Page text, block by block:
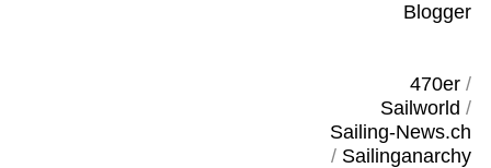
Blogger
470er/
Sailworld /
Sailing-News.ch
/ Sailinganarchy